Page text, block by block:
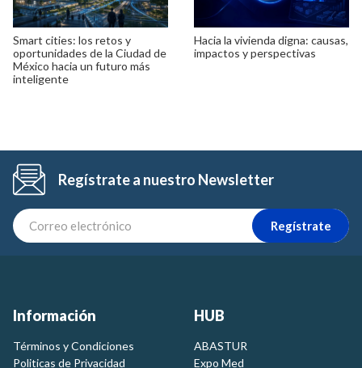
Smart cities: los retos y
oportunidades de la Ciudad de
México hacia un futuro más
inteligente
Hacia la vivienda digna: causas,
impactos y perspectivas
Regístrate a nuestro Newsletter
Regístrate
Información
Términos y Condiciones
Politicas de Privacidad
HUB
ABASTUR
Expo Med